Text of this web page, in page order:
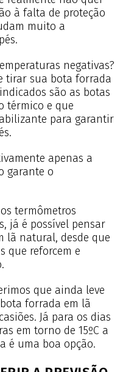
à falta de proteção
muito a
negativas?
tirar sua bota forrada
são as botas
térmico e que
para garantir
apenas a
garante o
termômetros
já é possível pensar
lã natural, desde que
que reforcem e
que ainda leve
forrada em lã
Já para os dias
em torno de 15ºC a
é uma boa opção.